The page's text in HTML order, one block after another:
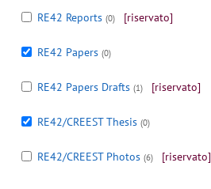
RE42 Reports (0) [riservato]
RE42 Papers (0)
RE42 Papers Drafts (1) [riservato]
RE42/CREEST Thesis (0)
RE42/CREEST Photos (6) [riservato]